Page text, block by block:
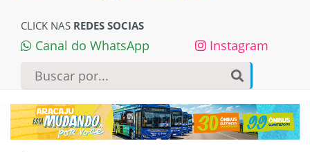
CLICK NAS REDES SOCIAS
Canal do WhatsApp Instagram